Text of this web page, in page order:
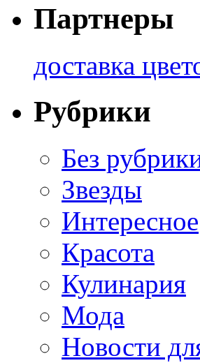
Партнеры
доставка
Рубрики
Без
Звезды
Интересное
Красота
Кулинария
Мода
Новости